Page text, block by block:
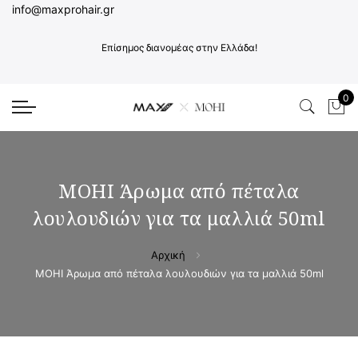
info@maxprohair.gr
Επίσημος διανομέας στην Ελλάδα!
Το
0
MOHI Άρωμα από πέταλα
λουλουδιών για τα μαλλιά 50ml
Αρχική
MOHI Άρωμα από πέταλα λουλουδιών για τα μαλλιά 50ml